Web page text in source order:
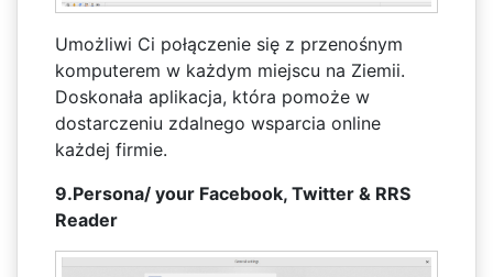
Umożliwi Ci połączenie się z przenośnym
komputerem w każdym miejscu na Ziemii.
Doskonała aplikacja, która pomoże w
dostarczeniu zdalnego wsparcia online
każdej firmie.
9.Persona/ your Facebook, Twitter & RRS
Reader